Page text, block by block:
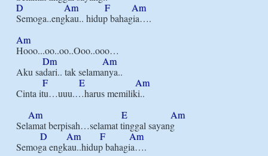
D
Am F
Am
Semoga..engkau.. hidup bahagia….
Am
Hooo...oo..oo..Ooo..ooo…
Dm
Am
Aku sadari.. tak selamanya..
F
E
Am
Cinta itu…uuu.…harus memiliki..
Am
E
Am
Selamat berpisah…selamat tinggal sayang
D
Am F
Am
Semoga engkau..hidup bahagia….